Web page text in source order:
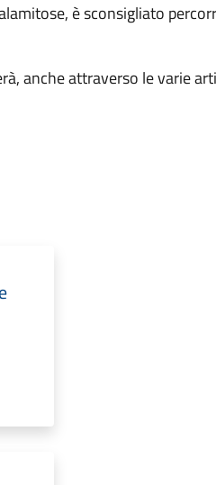
è sconsigliato
anche attraverso le varie